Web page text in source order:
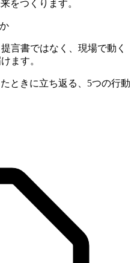
をつくります。
言書ではなく、現場で動く
ます。
ときに立ち返る、5つの行動